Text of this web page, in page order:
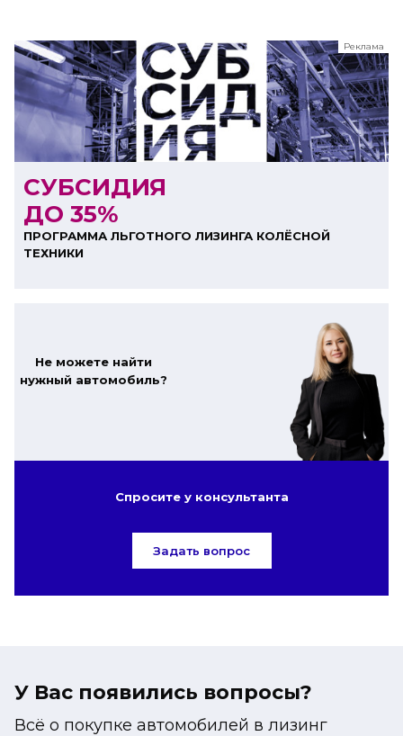
Реклама
ООО "ЛК Эволюция"
ИНН 9724016636
erid: nyi26TK8Sykg5SPCgA2w5MdVpLJdC9hh
СУБСИДИЯ
ДО 35%
ПРОГРАММА ЛЬГОТНОГО ЛИЗИНГА КОЛЁСНОЙ
ТЕХНИКИ
Не можете найти
нужный автомобиль?
Спросите у консультанта
Задать вопрос
У Вас появились вопросы?
Всё о покупке автомобилей в лизинг